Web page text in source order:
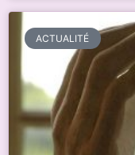
ACTUALITÉ